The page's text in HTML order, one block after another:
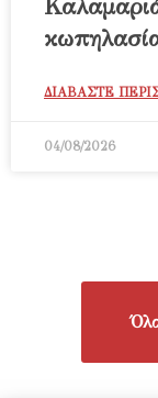
ΔΙΑΒΑΣΤΕ
04/08/2026